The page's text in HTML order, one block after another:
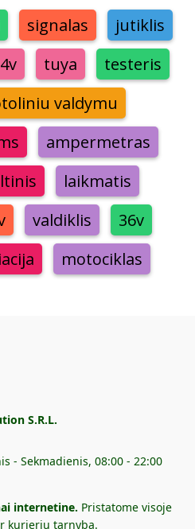
signalas
jutiklis
tuya
testeris
valdymu
ampermetras
laikmatis
valdiklis
36v
motociklas
S.R.L.
- Sekmadienis, 08:00 - 22:00
internetine. Pristatome visoje
kurjeriu tarnyba.